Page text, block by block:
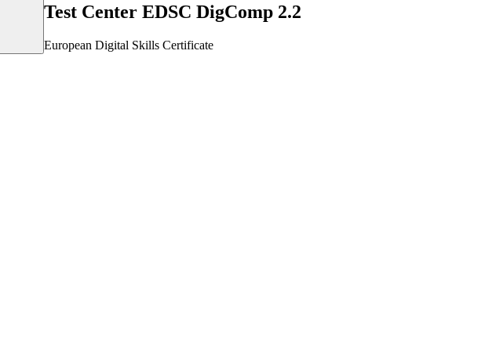
Test Center EDSC DigComp 2.2
European Digital Skills Certificate